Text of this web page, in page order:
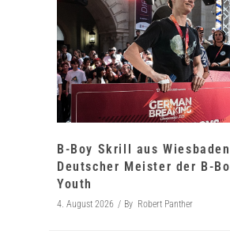
B-Boy Skrill aus
Deutscher Meister der B-
Youth
4. August 2026 By Robert Panther